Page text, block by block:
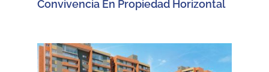
Convivencia En Propiedad Horizontal